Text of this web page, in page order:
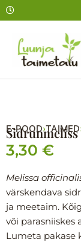
Skip
to
content
E-POOD›TAIMED
Sidrunmeliss
3,30 €
Melissa
värskendava
ja meetaim.
või parasniiskes
Lumeta pakase